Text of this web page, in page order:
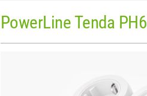
PowerLine Tenda PH6